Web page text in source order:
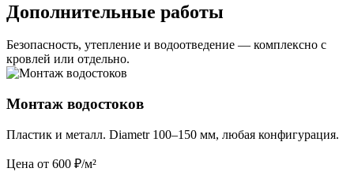
Дополнительные работы
Безопасность, утепление и водоотведение — комплексно с
кровлей или отдельно.
Монтаж водостоков
Пластик и металл. Diametr 100–150 мм, любая конфигурация.
Цена от 600 ₽/м²